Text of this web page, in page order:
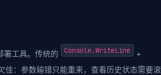
署工具。传统的 Console.WriteLine +
佳：参数输错只能重来，查看历史状态需要滚